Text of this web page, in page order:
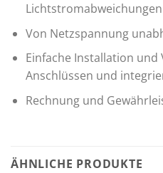
Lichtstromabweichungen
Von Netzspannung
Einfache Installation und
Anschlüssen und
Rechnung und
ÄHNLICHE PRODUKTE